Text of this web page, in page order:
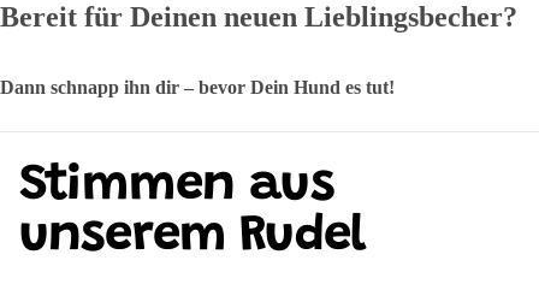
Bereit für Deinen neuen Lieblingsbecher?
Dann schnapp ihn dir – bevor Dein Hund es tut!
Stimmen aus
unserem Rudel